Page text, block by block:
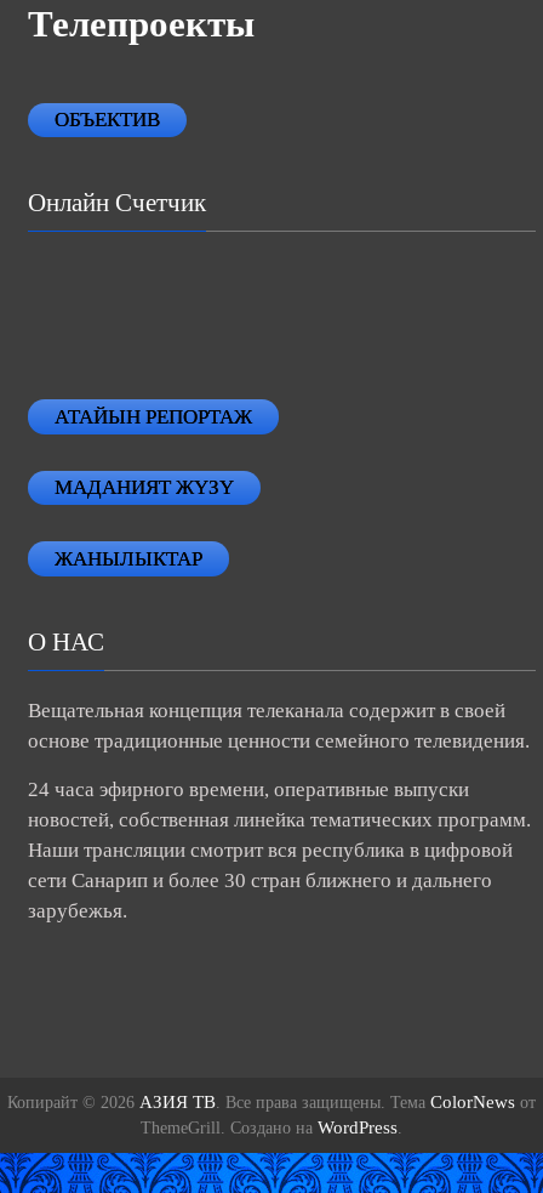
Телепроекты
ОБЪЕКТИВ
Онлайн Счетчик
АТАЙЫН РЕПОРТАЖ
МАДАНИЯТ ЖҮЗҮ
ЖАНЫЛЫКТАР
О НАС
Вещательная концепция телеканала содержит в своей
основе традиционные ценности семейного телевидения.
24 часа эфирного времени, оперативные выпуски
новостей, собственная линейка тематических программ.
Наши трансляции смотрит вся республика в цифровой
сети Санарип и более 30 стран ближнего и дальнего
зарубежья.
Копирайт © 2026 АЗИЯ ТВ . Все права защищены. Тема ColorNews от
ThemeGrill. Создано на WordPress